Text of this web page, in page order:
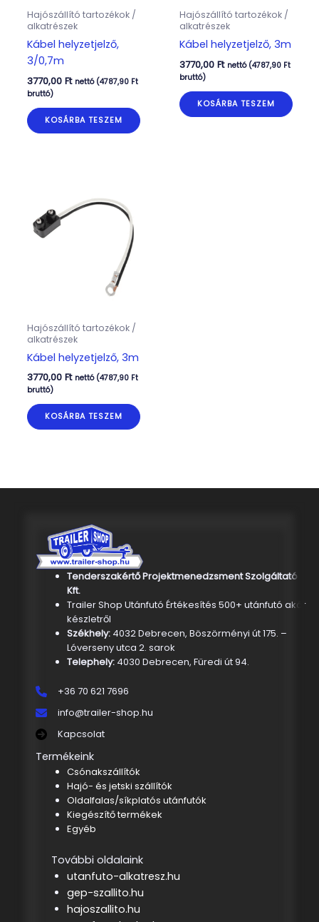
Hajószállító tartozékok /
alkatrészek
Kábel helyzetjelző,
3/0,7m
3770,00 Ft nettó (4787,90 Ft
bruttó)
KOSÁRBA TESZEM
Hajószállító tartozékok /
alkatrészek
Kábel helyzetjelző, 3m
3770,00 Ft nettó (4787,90 Ft
bruttó)
KOSÁRBA TESZEM
Hajószállító tartozékok /
alkatrészek
Kábel helyzetjelző, 3m
3770,00 Ft nettó (4787,90 Ft
bruttó)
KOSÁRBA TESZEM
Tenderszakértő Projektmenedzsment Szolgáltató
Kft.
Trailer Shop Utánfutó Értékesítés 500+ utánfutó akár
készletről
Székhely: 4032 Debrecen, Böszörményi út 175. –
Lóverseny utca 2. sarok
Telephely:4030 Debrecen, Füredi út 94.
+36 70 621 7696
info@trailer-shop.hu
Kapcsolat
Termékeink
Csónakszállítók
Hajó- és jetski szállítók
Oldalfalas/síkplatós utánfutók
Kiegészítő termékek
Egyéb
További oldalaink
utanfuto-alkatresz.hu
gep-szallito.hu
hajoszallito.hu